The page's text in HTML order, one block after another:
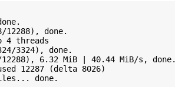
12288), done.
4 threads
3324), done.
6.32 MiB | 40.44 MiB/s, done.
12287 (delta 8026)
done.